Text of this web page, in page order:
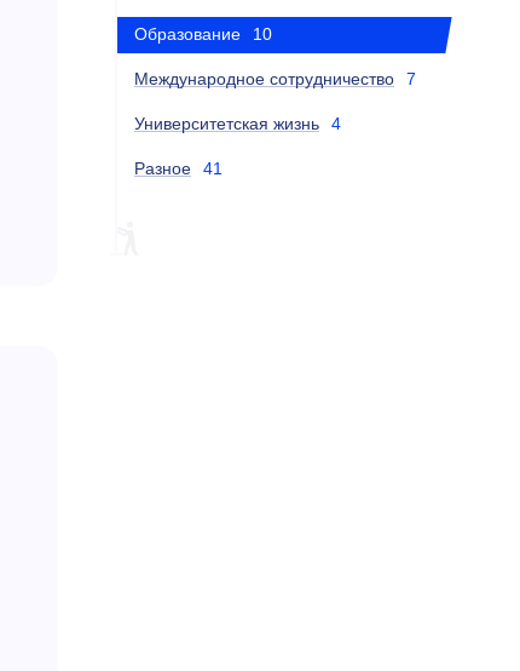
Образование 10
Международное сотрудничество 7
Университетская жизнь 4
Разное 41